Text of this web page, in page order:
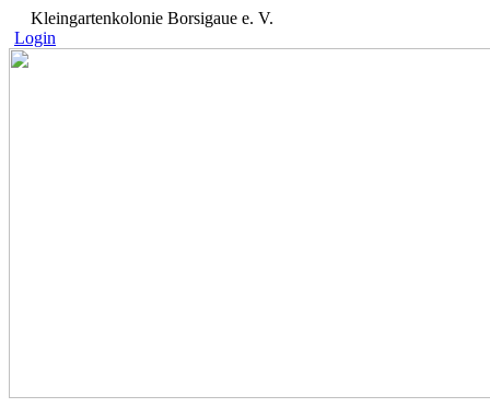
Kleingartenkolonie Borsigaue e. V.
Login